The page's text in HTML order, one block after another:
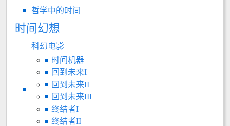
哲学中的时间
时间幻想
科幻电影
时间机器
回到未来I
回到未来II
回到未来III
终结者I
终结者II